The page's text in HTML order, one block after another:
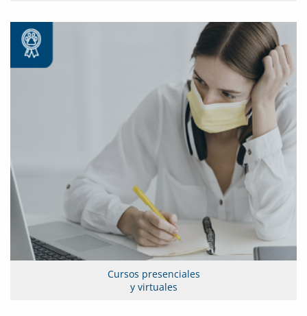
Cursos presenciales
y virtuales